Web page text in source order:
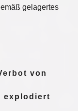
gelagertes
von
explodiert